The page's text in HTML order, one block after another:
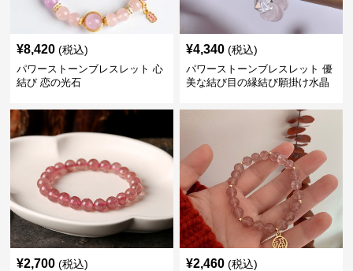
¥8,420 (税込)
パワーストーンブレスレット 心
結び 恋の光石
¥4,340 (税込)
パワーストーンブレスレット 優
美な結び目の縁結び願掛け水晶
¥2,700 (税込) ¥2,460 (税込)